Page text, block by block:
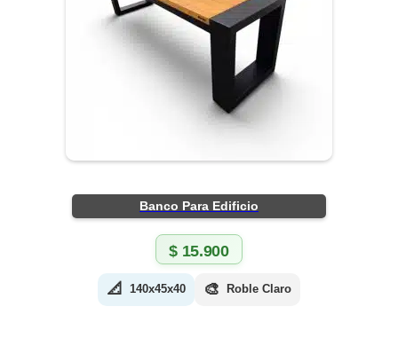
Banco Para Edificio
$15.900
📐 140x45x40 🎨 Roble Claro